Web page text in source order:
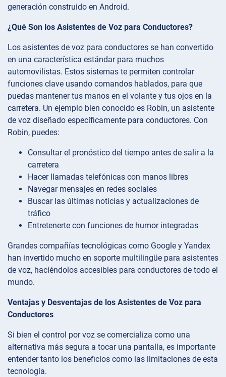
generación construido en Android.
¿Qué Son los Asistentes de Voz para Conductores?
Los asistentes de voz para conductores se han convertido
en una característica estándar para muchos
automovilistas. Estos sistemas te permiten controlar
funciones clave usando comandos hablados, para que
puedas mantener tus manos en el volante y tus ojos en la
carretera. Un ejemplo bien conocido es Robin, un asistente
de voz diseñado específicamente para conductores. Con
Robin, puedes:
Consultar el pronóstico del tiempo antes de salir a la
carretera
Hacer llamadas telefónicas con manos libres
Navegar mensajes en redes sociales
Buscar las últimas noticias y actualizaciones de
tráfico
Entretenerte con funciones de humor integradas
Grandes compañías tecnológicas como Google y Yandex
han invertido mucho en soporte multilingüe para asistentes
de voz, haciéndolos accesibles para conductores de todo el
mundo.
Ventajas y Desventajas de los Asistentes de Voz para
Conductores
Si bien el control por voz se comercializa como una
alternativa más segura a tocar una pantalla, es importante
entender tanto los beneficios como las limitaciones de esta
tecnología.